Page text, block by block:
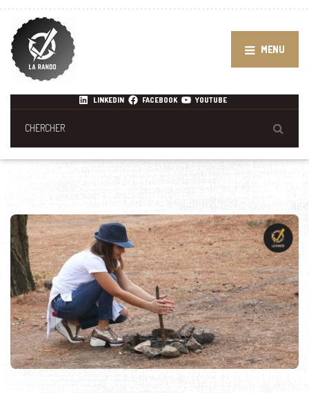
MENU
LINKEDIN FACEBOOK YOUTUBE